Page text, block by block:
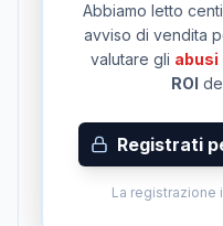
Abbiamo letto
avviso di vendita
valutare gli abusi
ROI
Registrati
La registrazione